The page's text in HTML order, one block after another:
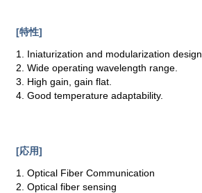
[特性]
1. Iniaturization and modularization design.
2. Wide operating wavelength range.
3. High gain, gain flat.
4. Good temperature adaptability.
[応用]
1. Optical Fiber Communication
2. Optical fiber sensing